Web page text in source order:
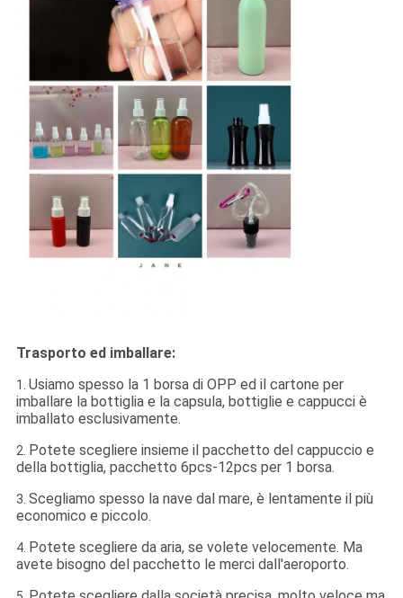
Trasporto ed imballare:
1. Usiamo spesso la 1 borsa di OPP ed il cartone per
imballare la bottiglia e la capsula, bottiglie e cappucci è
imballato esclusivamente.
2.
Potete scegliere insieme il pacchetto del cappuccio e
della bottiglia, pacchetto 6pcs-12pcs per 1 borsa.
3. Scegliamo spesso la nave dal mare, è lentamente il più
economico e piccolo.
4. Potete scegliere da aria, se volete velocemente. Ma
avete bisogno del pacchetto le merci dall'aeroporto.